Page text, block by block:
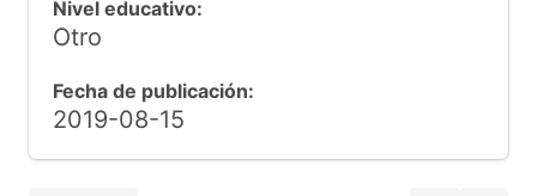
Nivel educativo:
Otro
Fecha de publicación:
2019-08-15